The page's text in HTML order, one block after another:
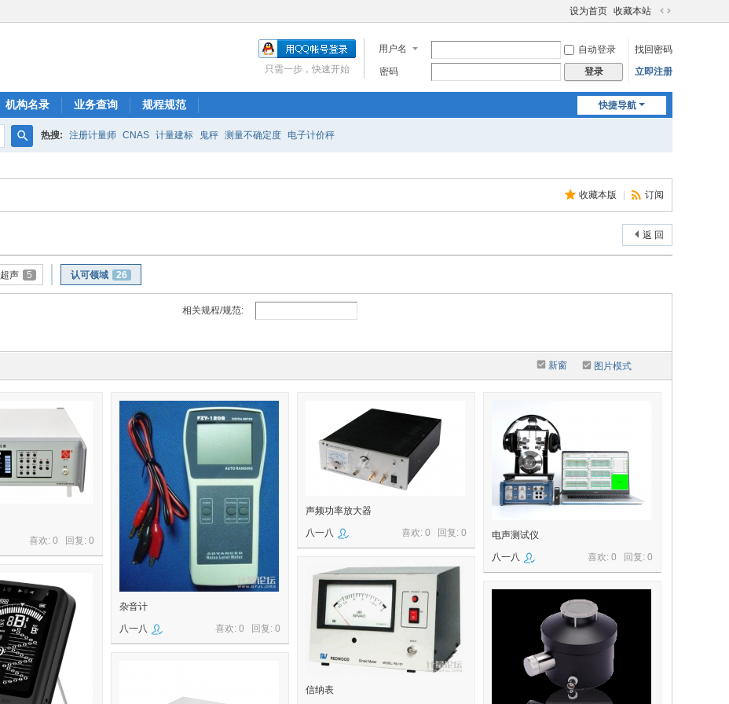
设为首页 收藏本站
切
到
宽
用户名 自动登录
找回密码
密码
登录 立即注册
只需一步，快速开始
快捷导航
机构名录 业务查询 规程规范
索
热搜: 注册计量师 CNAS 计量建标 鬼秤 测量不确定度 电子计价秤
收藏本版 订阅
返 回
超声 5 认可领域 26
相关规程/规范:
新窗 图片模式
喜欢: 0 回复: 0
杂音计
喜欢: 0 回复: 0
八一八
声频功率放大器
喜欢: 0 回复: 0
八一八
电声测试仪
喜欢: 0 回复: 0
八一八
信纳表